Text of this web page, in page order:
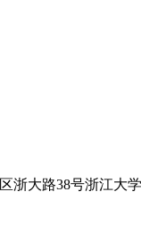
浙大路38号浙江大